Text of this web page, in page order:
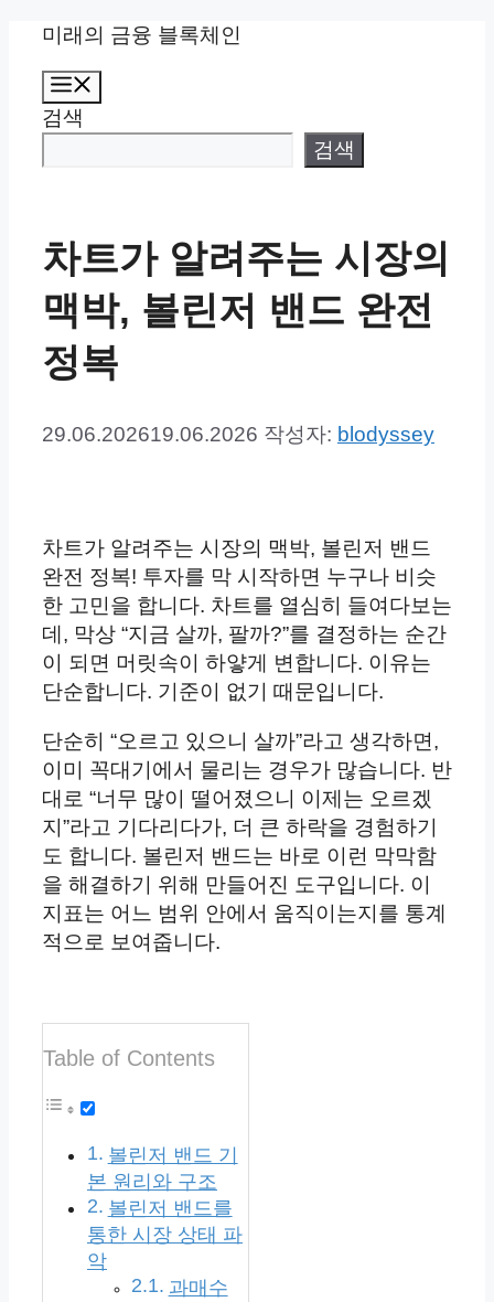
미래의 금융 블록체인
검색
검색
차트가 알려주는 시장의
맥박, 볼린저 밴드 완전
정복
29.06.202619.06.2026 작성자: blodyssey
차트가 알려주는 시장의 맥박, 볼린저 밴드
완전 정복! 투자를 막 시작하면 누구나 비슷
한 고민을 합니다. 차트를 열심히 들여다보는
데, 막상 “지금 살까, 팔까?”를 결정하는 순간
이 되면 머릿속이 하얗게 변합니다. 이유는
단순합니다. 기준이 없기 때문입니다.
단순히 “오르고 있으니 살까”라고 생각하면,
이미 꼭대기에서 물리는 경우가 많습니다. 반
대로 “너무 많이 떨어졌으니 이제는 오르겠
지”라고 기다리다가, 더 큰 하락을 경험하기
도 합니다. 볼린저 밴드는 바로 이런 막막함
을 해결하기 위해 만들어진 도구입니다. 이
지표는 어느 범위 안에서 움직이는지를 통계
적으로 보여줍니다.
Table of Contents
볼린저 밴드 기
본 원리와 구조
볼린저 밴드를
통한 시장 상태 파
악
과매수